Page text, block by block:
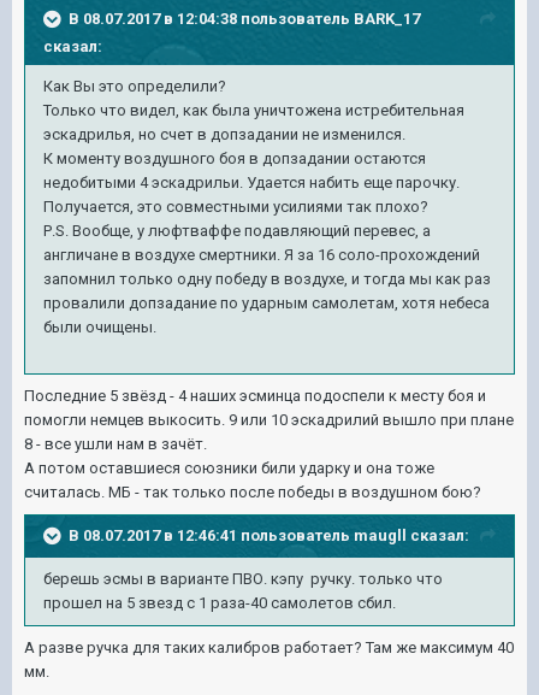
В 08.07.2017 в 12:04:38 пользователь BARK_17
сказал:
Как Вы это определили?
Только что видел, как была уничтожена истребительная
эскадрилья, но счет в допзадании не изменился.
К моменту воздушного боя в допзадании остаются
недобитыми 4 эскадрильи. Удается набить еще парочку.
Получается, это совместными усилиями так плохо?
P.S. Вообще, у люфтваффе подавляющий перевес, а
англичане в воздухе смертники. Я за 16 соло-прохождений
запомнил только одну победу в воздухе, и тогда мы как раз
провалили допзадание по ударным самолетам, хотя небеса
были очищены.
Последние 5 звёзд - 4 наших эсминца подоспели к месту боя и
помогли немцев выкосить. 9 или 10 эскадрилий вышло при плане
8 - все ушли нам в зачёт.
А потом оставшиеся союзники били ударку и она тоже
считалась. МБ - так только после победы в воздушном бою?
В 08.07.2017 в 12:46:41 пользователь maugll сказал:
берешь эсмы в варианте ПВО. кэпу ручку. только что
прошел на 5 звезд с 1 раза-40 самолетов сбил.
А разве ручка для таких калибров работает? Там же максимум 40
мм.